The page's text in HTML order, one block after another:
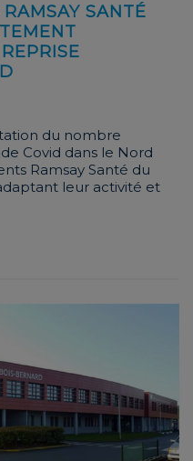
SANTÉ
du nombre
Covid dans le Nord
Ramsay Santé du
leur activité et